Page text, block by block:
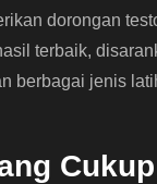
dorongan
terbaik,
berbagai jenis
Cukup